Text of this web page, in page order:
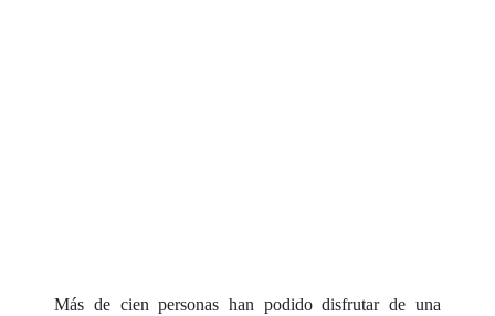
Más de cien personas han podido disfrutar de una